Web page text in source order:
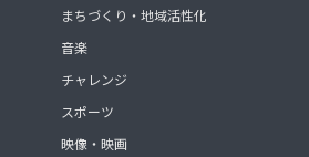
まちづくり・地域活性化
音楽
チャレンジ
スポーツ
映像・映画